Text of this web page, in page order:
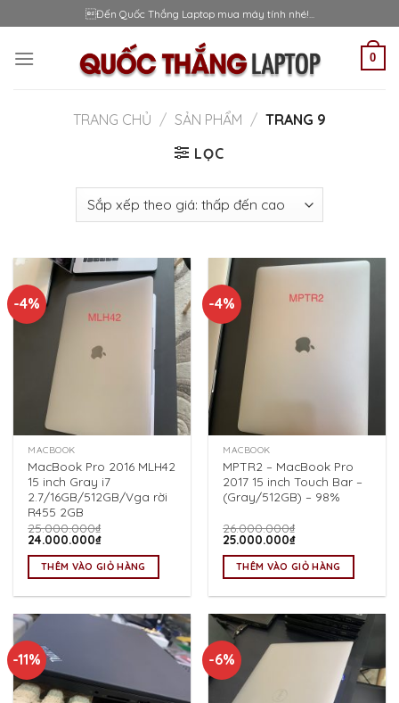
to
content
Đến Quốc Thắng Laptop mua máy tính nhé!...
0
TRANG CHỦ / SẢN PHẨM / TRANG 9
LỌC
-4%
MACBOOK
MacBook Pro 2016 MLH42
15 inch Gray i7
2.7/16GB/512GB/Vga rời
R455 2GB
25.000.000₫
Giá
là:
25.000.000₫.
24.000.000₫Giá
tại
là:
THÊM VÀO GIỎ HÀNG
-4%
MACBOOK
MPTR2 – MacBook Pro
2017 15 inch Touch Bar –
(Gray/512GB) – 98%
26.000.000₫
Giá
là:
26.000.000₫.
25.000.000₫Giá
tại
là:
THÊM VÀO GIỎ HÀNG
-11% -6%